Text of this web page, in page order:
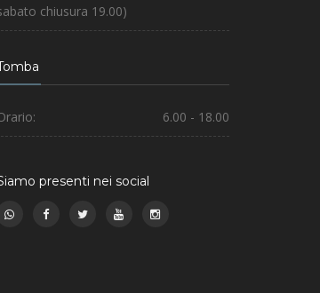
chiusura 19.00)
6.00 - 18.00
presenti nei social